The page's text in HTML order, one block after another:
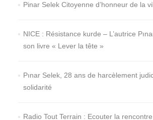
Pinar Selek Citoyenne d’honneur de la
NICE : Résistance kurde – L’autrice
son livre « Lever la tête »
Pınar Selek, 28 ans de harcèlement
solidarité
Radio Tout Terrain : Ecouter la